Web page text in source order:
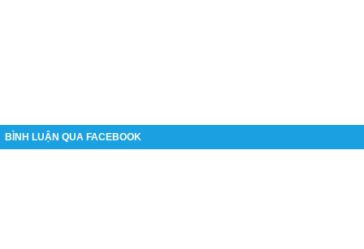
BÌNH LUẬN QUA FACEBOOK